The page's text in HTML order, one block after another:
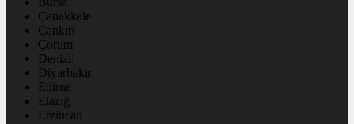
Çanakkale
Çankırı
Çorum
Denizli
Diyarbakır
Edirne
Elazığ
Erzincan